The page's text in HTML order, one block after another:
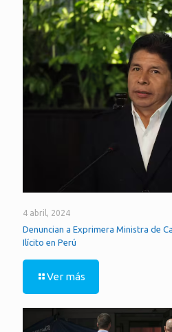
4 abril, 2024
Denuncian a Exprimera Ministra de
Ilícito en Perú
Ver más